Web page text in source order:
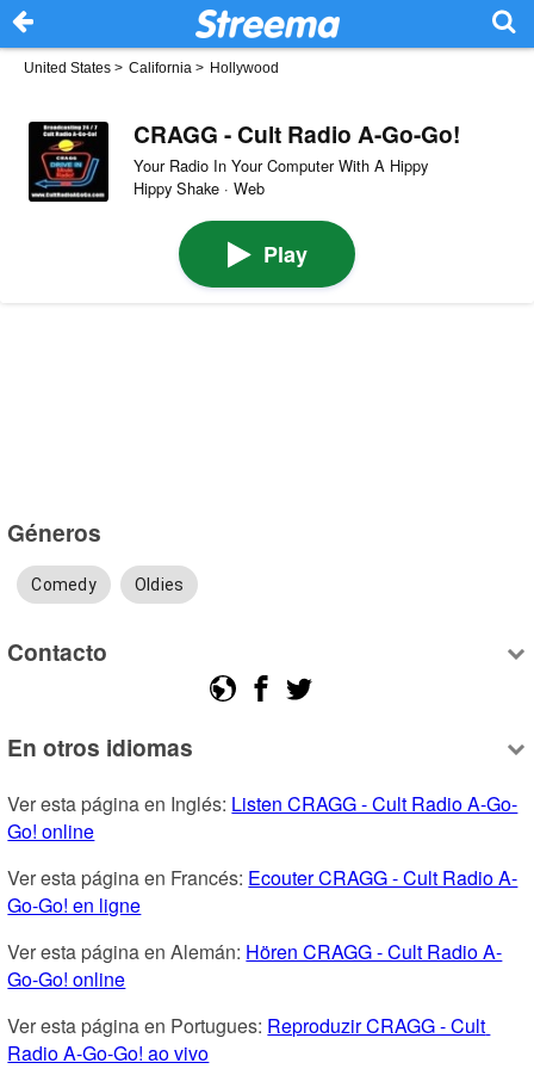
United States > California > Hollywood
CRAGG - Cult Radio A-Go-Go!
Your Radio In Your Computer With A Hippy
Hippy Shake · Web
Play
Géneros
Comedy Oldies
Contacto
En otros idiomas
Ver esta página en Inglés: Listen CRAGG - Cult Radio A-Go-
Go! online
Ver esta página en Francés: Ecouter CRAGG - Cult Radio A-
Go-Go! en ligne
Ver esta página en Alemán: Hören CRAGG - Cult Radio A-
Go-Go! online
Ver esta página en Portugues: Reproduzir CRAGG - Cult
Radio A-Go-Go! ao vivo